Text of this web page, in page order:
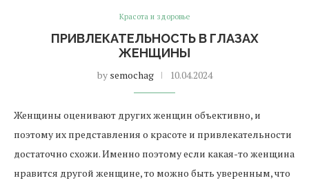
Красота и здоровье
ПРИВЛЕКАТЕЛЬНОСТЬ В ГЛАЗАХ
ЖЕНЩИНЫ
by semochag 10.04.2024
Женщины оценивают других женщин объективно, и
поэтому их представления о красоте и привлекательности
достаточно схожи. Именно поэтому если какая-то женщина
нравится другой женщине, то можно быть уверенным, что